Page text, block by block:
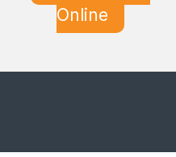
Online